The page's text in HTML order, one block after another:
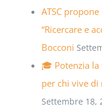
ATSC
“Ricercare e
Bocconi
🎓 Potenzia la
per chi vive
Settembre 18,